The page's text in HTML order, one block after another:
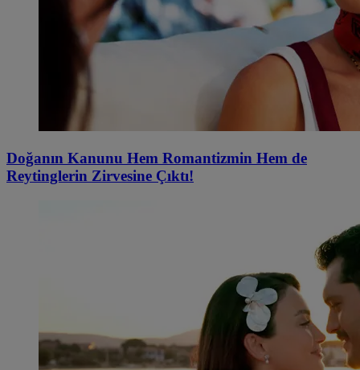
Doğanın Kanunu Hem Romantizmin Hem de
Reytinglerin Zirvesine Çıktı!